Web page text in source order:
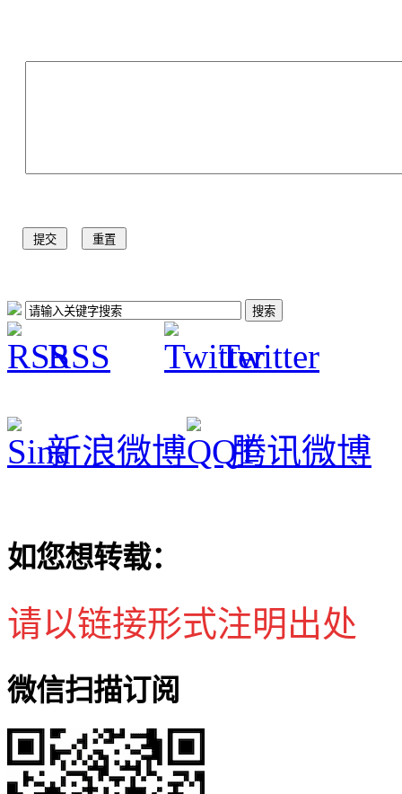
RSS Twitter
新浪微博 腾讯微博
如您想转载：
请以链接形式注明出处
微信扫描订阅